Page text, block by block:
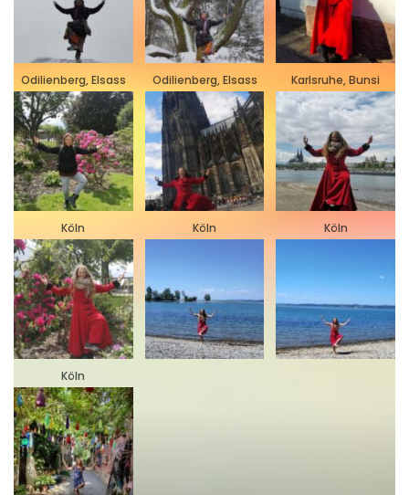
Odilienberg, Elsass Odilienberg, Elsass Karlsruhe, Bunsi
Köln Köln Köln
Köln